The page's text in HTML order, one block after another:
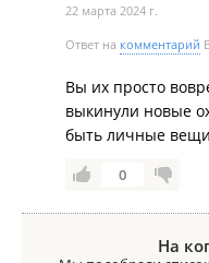
22 марта 2024 г.
Ответ на комментарий
Вы их просто
выкинули новые
быть личные
0
На